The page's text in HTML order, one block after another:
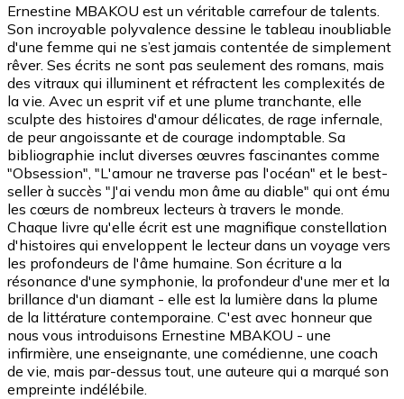
Ernestine MBAKOU est un véritable carrefour de talents.
Son incroyable polyvalence dessine le tableau inoubliable
d'une femme qui ne s’est jamais contentée de simplement
rêver. Ses écrits ne sont pas seulement des romans, mais
des vitraux qui illuminent et réfractent les complexités de
la vie. Avec un esprit vif et une plume tranchante, elle
sculpte des histoires d'amour délicates, de rage infernale,
de peur angoissante et de courage indomptable. Sa
bibliographie inclut diverses œuvres fascinantes comme
"Obsession", "L'amour ne traverse pas l'océan" et le best-
seller à succès "J'ai vendu mon âme au diable" qui ont ému
les cœurs de nombreux lecteurs à travers le monde.
Chaque livre qu'elle écrit est une magnifique constellation
d'histoires qui enveloppent le lecteur dans un voyage vers
les profondeurs de l'âme humaine. Son écriture a la
résonance d'une symphonie, la profondeur d'une mer et la
brillance d'un diamant - elle est la lumière dans la plume
de la littérature contemporaine. C'est avec honneur que
nous vous introduisons Ernestine MBAKOU - une
infirmière, une enseignante, une comédienne, une coach
de vie, mais par-dessus tout, une auteure qui a marqué son
empreinte indélébile.